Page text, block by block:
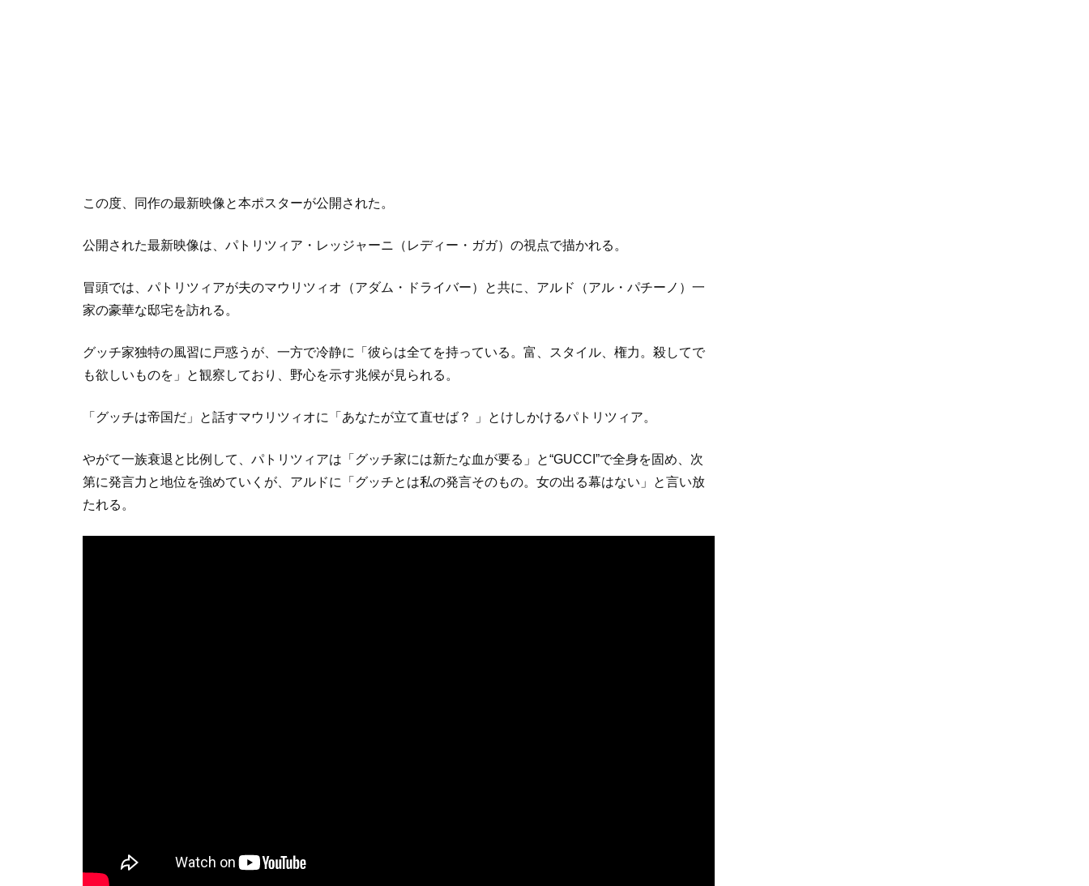
この度、同作の最新映像と本ポスターが公開された。
公開された最新映像は、パトリツィア・レッジャーニ（レディー・ガガ）の視点で描かれる。
冒頭では、パトリツィアが夫のマウリツィオ（アダム・ドライバー）と共に、アルド（アル・パチーノ）一
家の豪華な邸宅を訪れる。
グッチ家独特の風習に戸惑うが、一方で冷静に「彼らは全てを持っている。富、スタイル、権力。殺してで
も欲しいものを」と観察しており、野心を示す兆候が見られる。
「グッチは帝国だ」と話すマウリツィオに「あなたが立て直せば？ 」とけしかけるパトリツィア。
やがて一族衰退と比例して、パトリツィアは「グッチ家には新たな血が要る」と“GUCCI”で全身を固め、次
第に発言力と地位を強めていくが、アルドに「グッチとは私の発言そのもの。女の出る幕はない」と言い放
たれる。